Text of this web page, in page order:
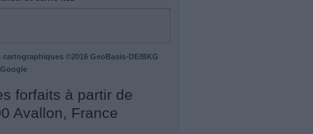
cartographiques ©2016 GeoBasis-DE/BKG
forfaits à partir de
Avallon, France